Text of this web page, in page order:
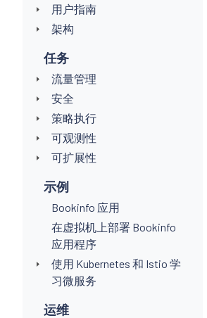
用户指南
架构
任务
流量管理
安全
策略执行
可观测性
可扩展性
示例
Bookinfo 应用
在虚拟机上部署 Bookinfo
应用程序
使用 Kubernetes 和 Istio 学
习微服务
运维